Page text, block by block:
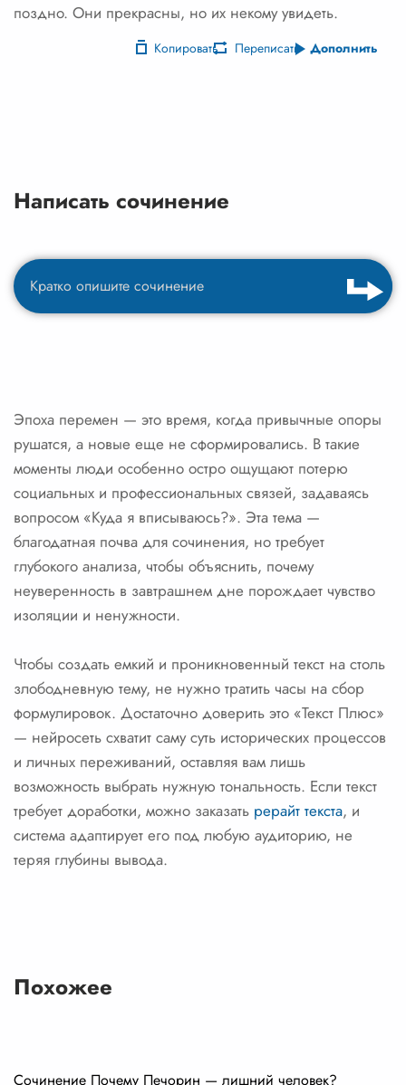
поздно. Они прекрасны, но их некому увидеть.
Копировать Переписать Дополнить
Написать сочинение
Эпоха перемен — это время, когда привычные опоры
рушатся, а новые еще не сформировались. В такие
моменты люди особенно остро ощущают потерю
социальных и профессиональных связей, задаваясь
вопросом «Куда я вписываюсь?». Эта тема —
благодатная почва для сочинения, но требует
глубокого анализа, чтобы объяснить, почему
неуверенность в завтрашнем дне порождает чувство
изоляции и ненужности.
Чтобы создать емкий и проникновенный текст на столь
злободневную тему, не нужно тратить часы на сбор
формулировок. Достаточно доверить это «Текст Плюс»
— нейросеть схватит саму суть исторических процессов
и личных переживаний, оставляя вам лишь
возможность выбрать нужную тональность. Если текст
требует доработки, можно заказать рерайт текста, и
система адаптирует его под любую аудиторию, не
теряя глубины вывода.
Похожее
Сочинение Почему Печорин — лишний человек?